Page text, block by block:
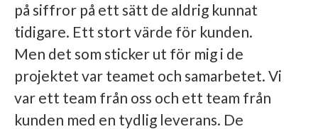
på siffror på ett sätt de aldrig kunnat
tidigare. Ett stort värde för kunden.
Men det som sticker ut för mig i de
projektet var teamet och samarbetet. Vi
var ett team från oss och ett team från
kunden med en tydlig leverans. De